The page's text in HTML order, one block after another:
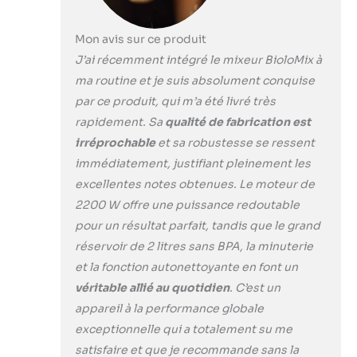
graines, les noix et
bien plus encore.
【Contrôle de la
vitesse variable et
fonction
minuterie】 Les
vitesses variables
vous permettent de
grande variété
d'ingrédients.
Utilisez la
commande à 6
passer des vitesses
basses aux vitesses
élevées, même
pendant le mixage.
fonction de
Mon avis sur ce produit
J’ai récemment intégré le mixeur BioloMix à
ma routine et je suis absolument conquise
par ce produit, qui m’a été livré très
rapidement. Sa qualité de fabrication est
irréprochableet sa robustesse se ressent
immédiatement, justifiant pleinement les
excellentes notes obtenues. Le moteur de
2200 W offre une puissance redoutable
pour un résultat parfait, tandis que le grand
réservoir de 2 litres sans BPA, la minuterie
et la fonction autonettoyante en font un
véritable allié au quotidien. C’est un
appareil à la performance globale
exceptionnelle qui a totalement su me
satisfaire et que je recommande sans la